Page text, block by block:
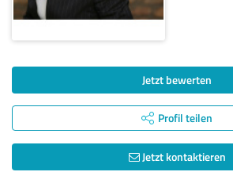
Jetzt bewerten
Profil teilen
Jetzt kontaktieren